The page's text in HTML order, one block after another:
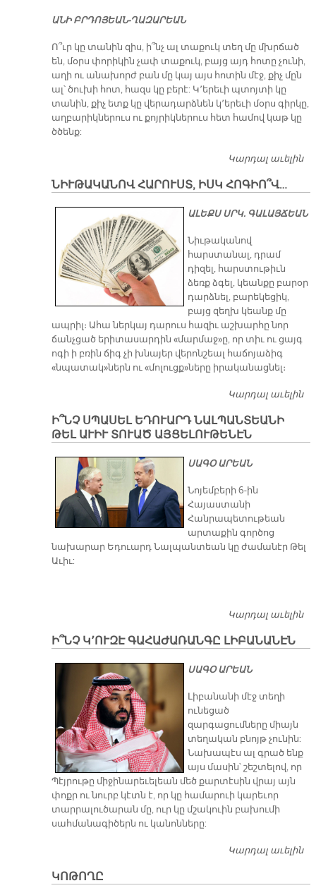
Ա­ՆԻ ԲՐԴՈ­ՅԵԱՆ-ՂԱԶ­ԱՐԵԱՆ
Ո՞ւր կը տանին զիս, ի՞նչ ալ տաքուկ տեղ մը մխրճած
են, մօրս փորիկին չափ տաքուկ, բայց այդ հոտը չունի,
աղի ու անախորժ բան մը կայ այս հոտին մէջ, քիչ մըն
ալ՝ ծուխի հոտ, հազս կը բերէ: Կ՚երեւի պտոյտի կը
տանին, քիչ ետք կը վերադարձնեն կ՚երեւի մօրս գիրկը,
աղբարիկներուս ու քոյրիկներուս հետ համով կաթ կը
ծծենք:
Կարդալ աւելին
ՆԻՒԹԱԿԱՆՈՎ ՀԱՐՈՒՍՏ, ԻՍԿ ՀՈԳԻՈ՞Վ…
Ա­ԼԵՔՍ ՍՐԿ. ԳԱ­ԼԱՅ­ՃԵԱՆ
Նիւթականով
հարստանալ, դրամ
դիզել, հարստութիւն
ձեռք ձգել, կեանքը բարօր
դարձնել, բարեկեցիկ,
բայց զեղխ կեանք մը
ապրիլ։ Ահա ներկայ դարուս հազիւ աշխարհը նոր
ճանչցած երիտասարդին «մարմաջ»ը, որ տիւ ու ցայգ
ոգի ի բռին ճիգ չի խնայեր վերոնշեալ հաճոյաձիգ
«նպատակ»ներն ու «մոլուցք»ները իրականացնել։
Կարդալ աւելին
Ի՞ՆՉ ՍՊԱՍԵԼ ԵԴՈՒԱՐԴ ՆԱԼՊԱՆՏԵԱՆԻ
ԹԵԼ ԱՒԻՒ ՏՈՒԱԾ ԱՅՑԵԼՈՒԹԵՆԷՆ
ՍԱԳՕ ԱՐԵԱՆ
Նոյեմբերի 6-ին
Հայաստանի
Հանրապետութեան
արտաքին գործոց
նախարար Եդուարդ Նալպանտեան կը ժամանէր Թել
Աւիւ:
Կարդալ աւելին
Ի՞ՆՉ Կ՚ՈՒԶԷ ԳԱՀԱԺԱՌԱՆԳԸ ԼԻԲԱՆԱՆԷՆ
ՍԱԳՕ ԱՐԵԱՆ
Լիբանանի մէջ տեղի
ունեցած
զարգացումները միայն
տեղական բնոյթ չունին:
Նախապէս ալ գրած ենք
այս մասին՝ շեշտելով, որ
Պէյրութը միջինարեւելեան մեծ քարտէսին վրայ այն
փոքր ու նուրբ կէտն է, որ կը համարուի կարեւոր
տարրալուծարան մը, ուր կը մշակուին բախումի
սահմանագիծերն ու կանոնները:
Կարդալ աւելին
ԿՈԹՈՂԸ